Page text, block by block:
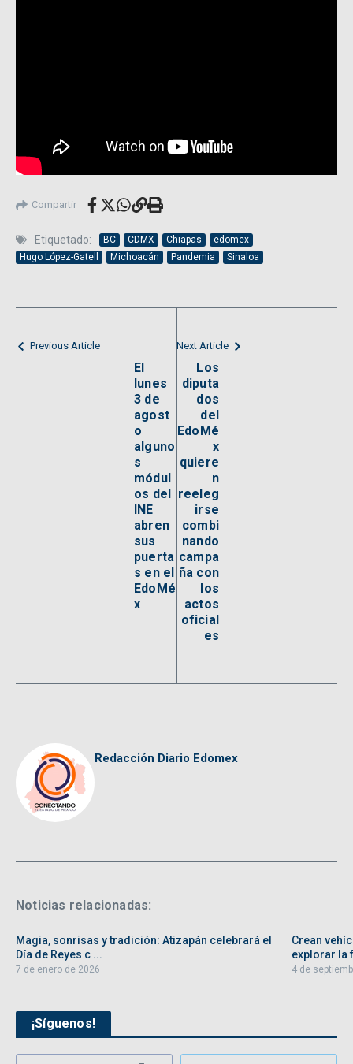
Compartir
Etiquetado: BC CDMX Chiapas
edomex
Hugo López-Gatell
Michoacán Pandemia Sinaloa
Previous Article
El
lunes
3 de
agost
o
alguno
s
módul
os del
INE
abren
sus
puerta
s en el
EdoMé
x
Next Article
Los
diputa
dos
del
EdoMé
x
quiere
n
reeleg
irse
combi
nando
campa
ña con
los
actos
oficial
es
Redacción Diario Edomex
Noticias relacionadas:
Magia, sonrisas y tradición: Atizapán celebrará el
Día de Reyes c ...
7 de enero de 2026
Crean
explorar la
4 de
¡Síguenos!